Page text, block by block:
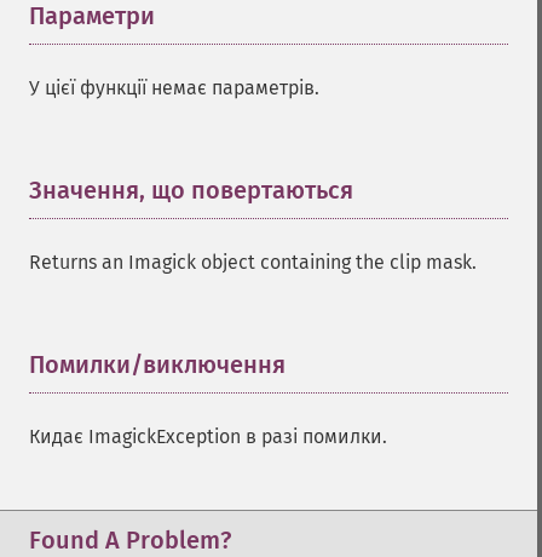
Параметри
У цієї функції немає параметрів.
Значення, що повертаються
Returns an Imagick object containing the clip mask.
Помилки/виключення
Кидає ImagickException в разі помилки.
Found A Problem?
setColorspace
setCompression
setCompressionQuality
setFilename
setFormat
setGravity
setImageAlphaChannel
setImageBluePrimary
setImageBorderColor
setImageChannelDepth
setImageColormapColor
setImageCompose
setImageCompression